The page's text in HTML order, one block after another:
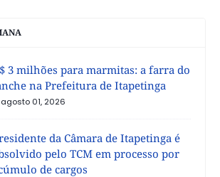
3 milhões para marmitas: a farra do
na Prefeitura de Itapetinga
agosto 01, 2026
da Câmara de Itapetinga é
pelo TCM em processo por
de cargos